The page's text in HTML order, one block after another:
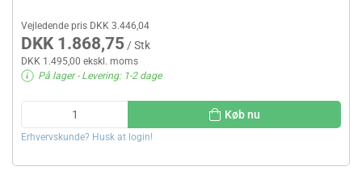
Vejledende pris DKK 3.446,04
DKK 1.868,75 / Stk
DKK 1.495,00 ekskl. moms
På lager- Levering: 1-2 dage
Køb nu
Erhvervskunde? Husk at login!